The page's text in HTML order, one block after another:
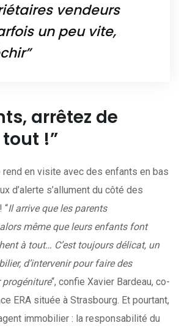
vendeurs
un peu vite,
arrêtez de
!”
rend en visite avec des enfants en bas
d’alerte s’allument du côté des
“Il arrive que les parents
même que leurs enfants font
à tout… C’est toujours délicat, un
d’intervenir pour faire des
“, confie Xavier Bardeau, co-
ERA située à Strasbourg. Et pourtant,
immobilier : la responsabilité du